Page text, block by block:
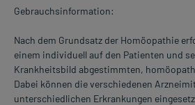
Gebrauchsinformation:
Nach dem Grundsatz der Homöopathie
einem individuell auf den Patienten und
Krankheitsbild abgestimmten,
Dabei können die verschiedenen
unterschiedlichen Erkrankungen